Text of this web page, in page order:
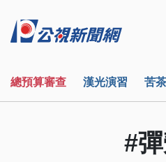
總預算審查 漢光演習 苦
#